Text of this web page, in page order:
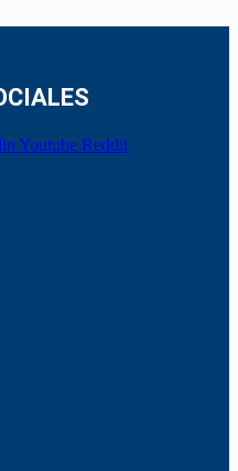
Youtube Reddit